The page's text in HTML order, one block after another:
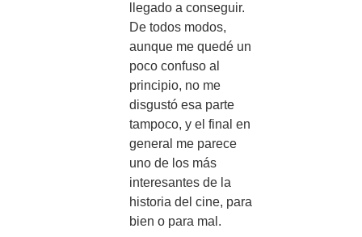
llegado a conseguir.
De todos modos,
aunque me quedé un
poco confuso al
principio, no me
disgustó esa parte
tampoco, y el final en
general me parece
uno de los más
interesantes de la
historia del cine, para
bien o para mal.